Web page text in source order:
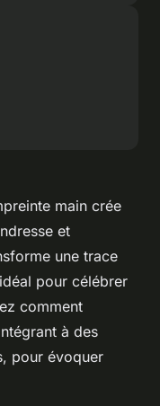
main crée
et
une trace
pour célébrer
comment
à des
pour évoquer